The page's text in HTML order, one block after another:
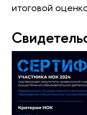
итоговой